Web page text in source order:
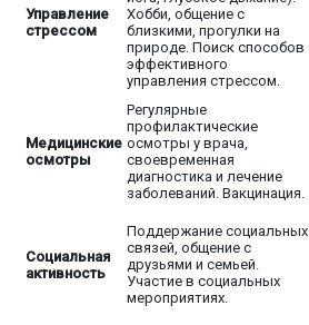
Управление
стрессом
Хобби, общение с
близкими, прогулки на
природе. Поиск способов
эффективного
управления стрессом.
Медицинские
осмотры
Регулярные
профилактические
осмотры у врача,
своевременная
диагностика и лечение
заболеваний. Вакцинация.
Социальная
активность
Поддержание социальных
связей, общение с
друзьями и семьей.
Участие в социальных
мероприятиях.